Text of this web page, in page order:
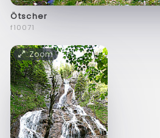
Ötscher
f10071
Zoom